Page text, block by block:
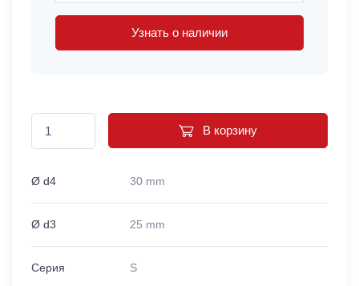
Узнать о наличии
В корзину
Ø d4 30 mm
Ø d3 25 mm
Серия S